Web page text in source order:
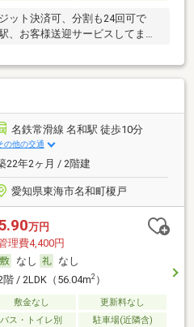
ット決済可、分割も24回可で
、お客様送迎サービスしてま
名鉄常滑線 名和駅 徒歩10分
の他の交通
22年2ヶ月 / 2階建
愛知県東海市名和町榎戸
万円
理費4,400円
なし
なし
階 / 2LDK（56.04m2）
敷金なし
更新料なし
バス・トイレ別 駐車場(近隣含)